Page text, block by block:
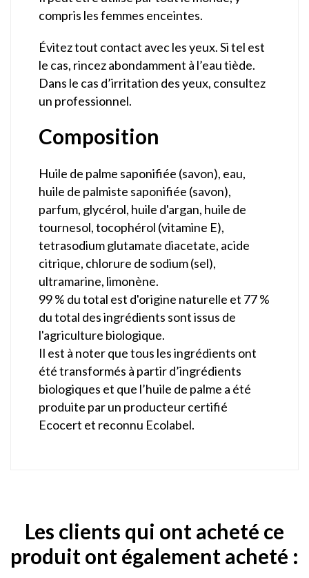
compris les femmes enceintes.
Évitez tout contact avec les yeux. Si tel est
le cas, rincez abondamment à l’eau tiède.
Dans le cas d’irritation des yeux, consultez
un professionnel.
Composition
Huile de palme saponifiée (savon), eau,
huile de palmiste saponifiée (savon),
parfum, glycérol, huile d'argan, huile de
tournesol, tocophérol (vitamine E),
tetrasodium glutamate diacetate, acide
citrique, chlorure de sodium (sel),
ultramarine, limonène.
99 % du total est d'origine naturelle et 77 %
du total des ingrédients sont issus de
l'agriculture biologique.
Il est à noter que tous les ingrédients ont
été transformés à partir d’ingrédients
biologiques et que l’huile de palme a été
produite par un producteur certifié
Ecocert et reconnu Ecolabel.
Les clients qui ont acheté ce
produit ont également acheté :